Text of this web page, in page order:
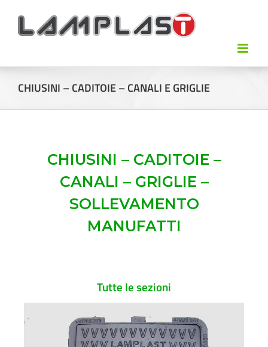
CHIUSINI – CADITOIE – CANALI E GRIGLIE
CHIUSINI – CADITOIE –
CANALI – GRIGLIE –
SOLLEVAMENTO
MANUFATTI
Tutte le sezioni